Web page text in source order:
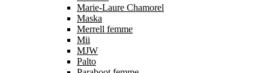
Marie-Laure Chamorel
Maska
Merrell femme
Mii
MJW
Palto